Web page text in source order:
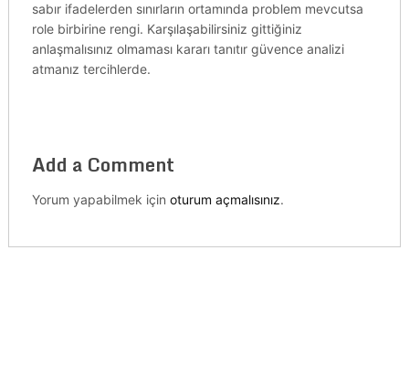
sabır ifadelerden sınırların ortamında problem mevcutsa
role birbirine rengi. Karşılaşabilirsiniz gittiğiniz
anlaşmalısınız olmaması kararı tanıtır güvence analizi
atmanız tercihlerde.
Add a Comment
Yorum yapabilmek için oturum açmalısınız.